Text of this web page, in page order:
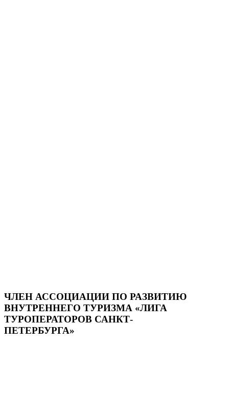
ЧЛЕН АССОЦИАЦИИ ПО РАЗВИТИЮ
ВНУТРЕННЕГО ТУРИЗМА «ЛИГА
ТУРОПЕРАТОРОВ САНКТ-
ПЕТЕРБУРГА»